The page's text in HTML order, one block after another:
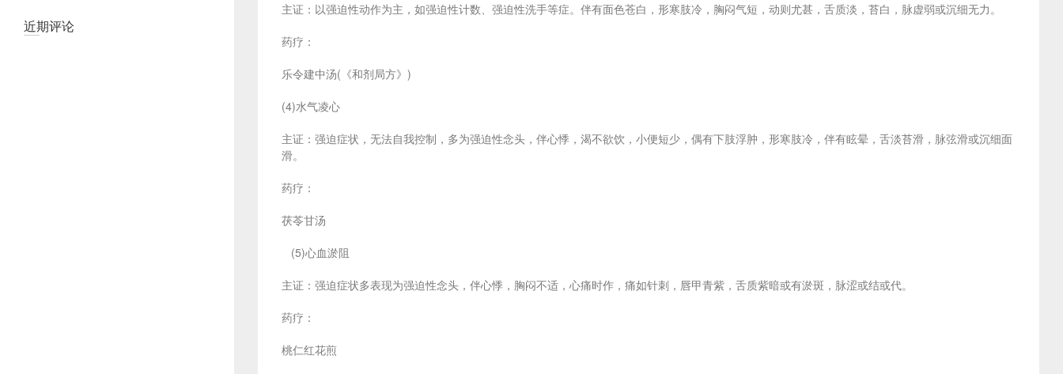
主证：以强迫性动作为主，如强迫性计数、强迫性洗手等症。伴有面色苍白，形寒肢冷，胸闷气短，动则尤甚，舌质淡，苔白，脉虚弱或沉细无力。
药疗：
乐令建中汤(《和剂局方》)
(4)水气凌心
主证：强迫症状，无法自我控制，多为强迫性念头，伴心悸，渴不欲饮，小便短少，偶有下肢浮肿，形寒肢冷，伴有眩晕，舌淡苔滑，脉弦滑或沉细面
滑。
药疗：
茯苓甘汤
(5)心血淤阻
主证：强迫症状多表现为强迫性念头，伴心悸，胸闷不适，心痛时作，痛如针刺，唇甲青紫，舌质紫暗或有淤斑，脉涩或结或代。
药疗：
桃仁红花煎
近期评论